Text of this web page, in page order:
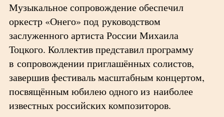
Музыкальное сопровождение обеспечил
оркестр «Онего» под руководством
заслуженного артиста России Михаила
Тоцкого. Коллектив представил программу
в сопровождении приглашённых солистов,
завершив фестиваль масштабным концертом,
посвящённым юбилею одного из наиболее
известных российских композиторов.